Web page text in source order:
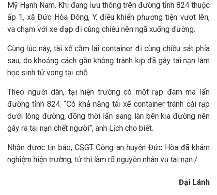
Mỹ Hạnh Nam. Khi đang lưu thông trên đường tỉnh 824 thuộc
ấp 1, xã Đức Hòa Đông, Y. điều khiển phương tiện vượt lên,
va chạm với xe đạp đi cùng chiều nên ngã xuống đường.
Cùng lúc này, tài xế cầm lái container đi cùng chiều sát phía
sau, do khoảng cách gần không tránh kịp đã gây tai nạn làm
học sinh tử vong tại chỗ.
Theo người dân, tại hiện trường có một rạp đám ma lấn
đường tỉnh 824. “Có khả năng tài xế container tránh cái rạp
dưới lòng đường, đồng thời lấn sang làn bên kia đường nên
gây ra tai nạn chết người”, anh Lịch cho biết.
Nhận được tin báo, CSGT Công an huyện Đức Hòa đã khám
nghiệm hiện trường, tử thi làm rõ nguyên nhân vụ tai nạn./.
Đại Lánh